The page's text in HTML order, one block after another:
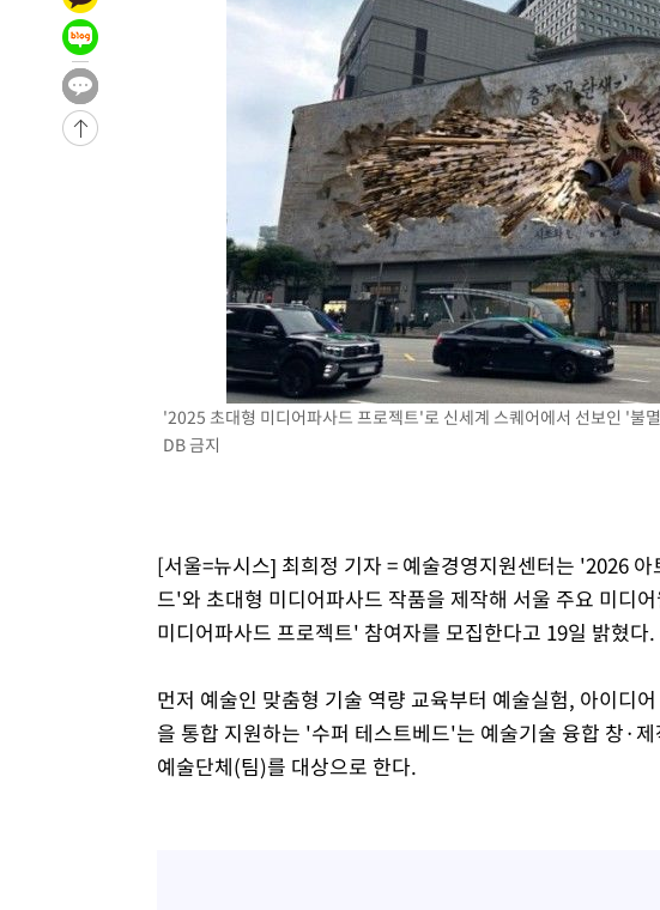
주 날씨]
-13159초 전 >
축구협회 "압수수색·성접대 논란 사과…쇄신의 기회로 삼겠다"
-11676초 전 >
[속보]'압수수색·성접대 논란' 축구협회 "실망과 걱정 안겨드려 죄
송"
-297초 전 >
'최고 37도' 폭염 지속…강원동해안 최대 150㎜ 비
1시간 전 >
[속보]뉴욕증시 상승 마감…S&P 0.6% 나스닥 1.3%↑
'2025 초대형 미디어파사드 프로젝트'로 신세계 스퀘어에서 선보인 '불
DB 금지
[서울=뉴시스] 최희정 기자 = 예술경영지원센터는 '2026
드'와 초대형 미디어파사드 작품을 제작해 서울 주요 미디
미디어파사드 프로젝트' 참여자를 모집한다고 19일 밝혔다.
먼저 예술인 맞춤형 기술 역량 교육부터 예술실험, 아이디
을 통합 지원하는 '수퍼 테스트베드'는 예술기술 융합 창·
예술단체(팀)를 대상으로 한다.